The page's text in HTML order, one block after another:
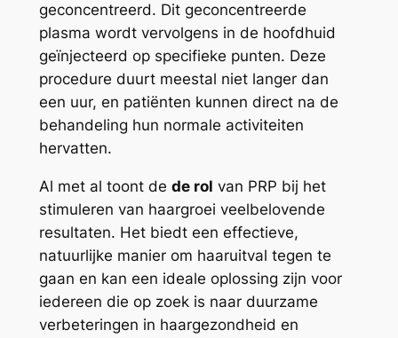
geconcentreerd. Dit geconcentreerde
plasma wordt vervolgens in de hoofdhuid
geïnjecteerd op specifieke punten. Deze
procedure duurt meestal niet langer dan
een uur, en patiënten kunnen direct na de
behandeling hun normale activiteiten
hervatten.
Al met al toont de de rol van PRP bij het
stimuleren van haargroei veelbelovende
resultaten. Het biedt een effectieve,
natuurlijke manier om haaruitval tegen te
gaan en kan een ideale oplossing zijn voor
iedereen die op zoek is naar duurzame
verbeteringen in haargezondheid en